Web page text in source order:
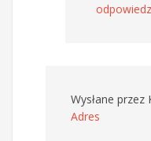
odpowiedz
Wysłane przez
Adres